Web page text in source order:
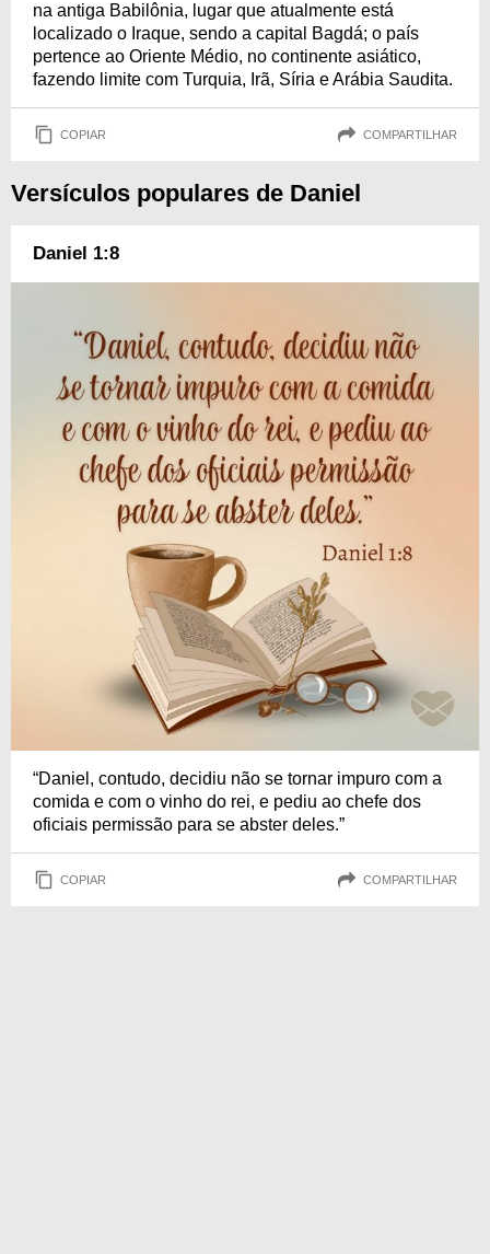
na antiga Babilônia, lugar que atualmente está
localizado o Iraque, sendo a capital Bagdá; o país
pertence ao Oriente Médio, no continente asiático,
fazendo limite com Turquia, Irã, Síria e Arábia Saudita.
COPIAR COMPARTILHAR
Versículos populares de Daniel
Daniel 1:8
“Daniel, contudo, decidiu não se tornar impuro com a
comida e com o vinho do rei, e pediu ao chefe dos
oficiais permissão para se abster deles.”
COPIAR COMPARTILHAR